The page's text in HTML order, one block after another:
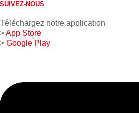
SUIVEZ-NOUS
Téléchargez notre application
>App Store
> Google Play